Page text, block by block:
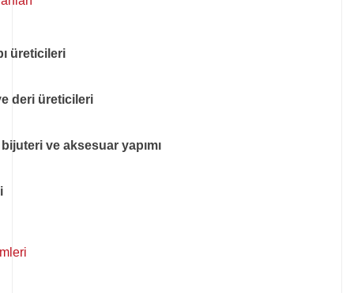
üreticileri
deri üreticileri
ve aksesuar yapımı